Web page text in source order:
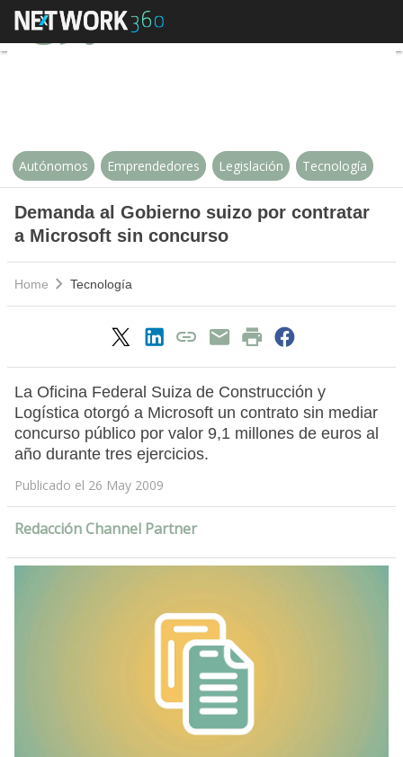
Demanda al Gobierno suizo por
Autónomos Emprendedores Legislación Tecnología
Demanda al Gobierno suizo por contratar
a Microsoft sin concurso
Home Tecnología
La Oficina Federal Suiza de Construcción y
Logística otorgó a Microsoft un contrato sin mediar
concurso público por valor 9,1 millones de euros al
año durante tres ejercicios.
Publicado el 26 May 2009
Redacción Channel Partner